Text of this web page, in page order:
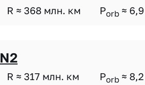
R ≈ 368 млн. км Porb ≈ 6,9
R ≈ 317 млн. км Porb ≈ 8,2